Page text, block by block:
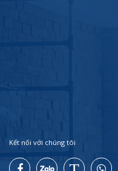
Kết nối với chúng tôi